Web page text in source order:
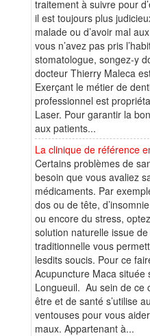
traitement à suivre pour
il est toujours plus
malade ou d’avoir mal
vous n’avez pas pris
stomatologue, songez-y
docteur Thierry Maleca
Exerçant le métier de
professionnel est
Laser. Pour garantir la
aux patients...
La clinique de référence
Certains problèmes de
besoin que vous avaliez
médicaments. Par
dos ou de tête,
ou encore du stress,
solution naturelle issue
traditionnelle vous
lesdits soucis. Pour ce
Acupuncture Maca située
Longueuil. Au sein de ce
être et de santé s’utilise
ventouses pour vous
maux. Appartenant à...